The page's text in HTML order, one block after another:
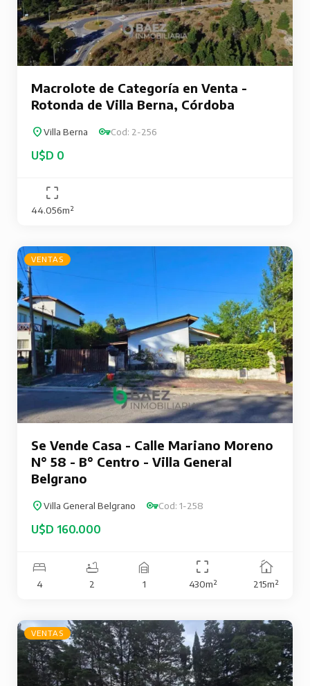
Macrolote de Categoría en Venta -
Rotonda de Villa Berna, Córdoba
Villa Berna Cod: 2-256
U$D 0
44.056m²
VENTAS
Se Vende Casa - Calle Mariano Moreno
N° 58 - B° Centro - Villa General
Belgrano
Villa General Belgrano Cod: 1-258
U$D 160.000
4 2 1 430m² 215m²
VENTAS